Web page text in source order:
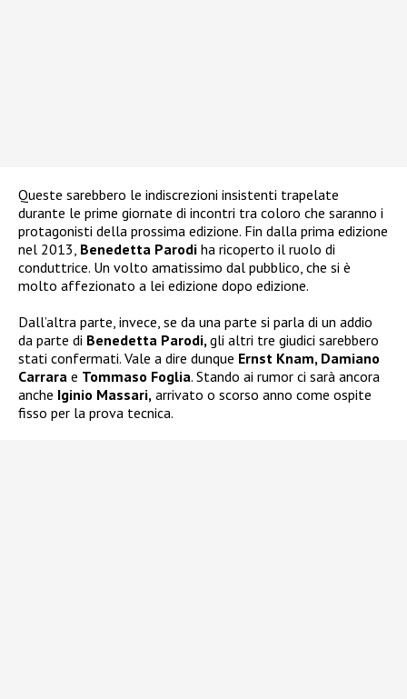
Queste sarebbero le indiscrezioni insistenti trapelate
durante le prime giornate di incontri tra coloro che saranno i
protagonisti della prossima edizione. Fin dalla prima edizione
nel 2013, Benedetta Parodi ha ricoperto il ruolo di
conduttrice. Un volto amatissimo dal pubblico, che si è
molto affezionato a lei edizione dopo edizione.
Dall’altra parte, invece, se da una parte si parla di un addio
da parte di Benedetta Parodi,gli altri tre giudici sarebbero
stati confermati. Vale a dire dunque Ernst Knam, Damiano
Carrara e Tommaso Foglia. Stando ai rumor ci sarà ancora
anche Iginio Massari, arrivato o scorso anno come ospite
fisso per la prova tecnica.